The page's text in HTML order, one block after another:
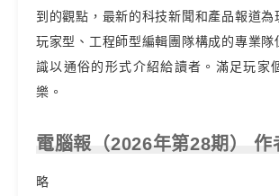
到的觀點，最新的科技新聞和產品報道為
玩家型、工程師型編輯團隊構成的專業隊
識以通俗的形式介紹給讀者。滿足玩家
樂。
電腦報（2026年第28期） 作
略